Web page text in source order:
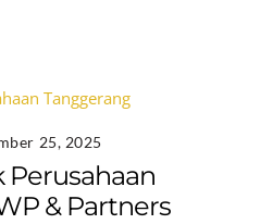
25, 2025
Perusahaan
& Partners